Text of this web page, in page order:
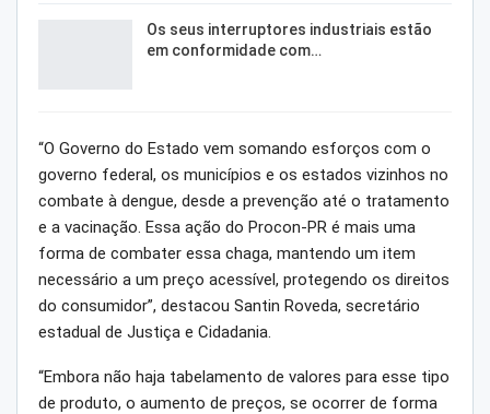
Os seus interruptores industriais estão
em conformidade com…
“O Governo do Estado vem somando esforços com o
governo federal, os municípios e os estados vizinhos no
combate à dengue, desde a prevenção até o tratamento
e a vacinação. Essa ação do Procon-PR é mais uma
forma de combater essa chaga, mantendo um item
necessário a um preço acessível, protegendo os direitos
do consumidor”, destacou Santin Roveda, secretário
estadual de Justiça e Cidadania.
“Embora não haja tabelamento de valores para esse tipo
de produto, o aumento de preços, se ocorrer de forma